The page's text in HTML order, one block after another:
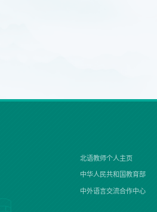
北语教师个人主页
中华人民共和国教育部
中外语言交流合作中心